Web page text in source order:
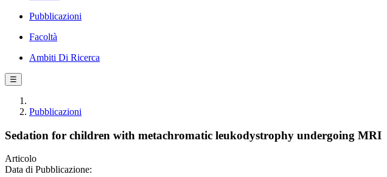
Pubblicazioni
Facoltà
Ambiti Di Ricerca
☰
Pubblicazioni
Sedation for children with metachromatic leukodystrophy undergoing MRI
Articolo
Data di Pubblicazione: